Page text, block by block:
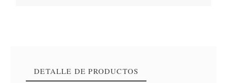
DETALLE DE PRODUCTOS